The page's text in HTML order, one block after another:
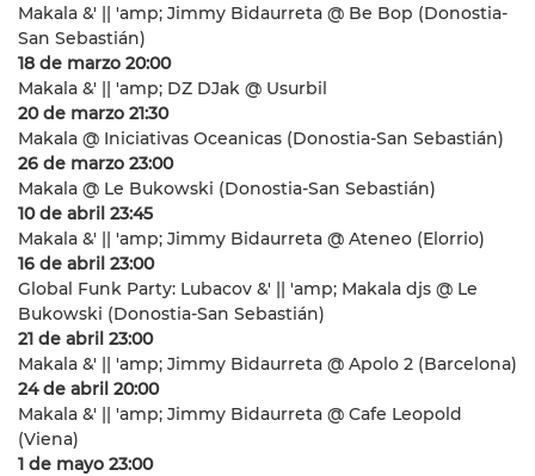
Makala &' || 'amp; Jimmy Bidaurreta @ Be Bop (Donostia-
San Sebastián)
18 de marzo 20:00
Makala &' || 'amp; DZ DJak @ Usurbil
20 de marzo 21:30
Makala @ Iniciativas Oceanicas (Donostia-San Sebastián)
26 de marzo 23:00
Makala @ Le Bukowski (Donostia-San Sebastián)
10 de abril 23:45
Makala &' || 'amp; Jimmy Bidaurreta @ Ateneo (Elorrio)
16 de abril 23:00
Global Funk Party: Lubacov &' || 'amp; Makala djs @ Le
Bukowski (Donostia-San Sebastián)
21 de abril 23:00
Makala &' || 'amp; Jimmy Bidaurreta @ Apolo 2 (Barcelona)
24 de abril 20:00
Makala &' || 'amp; Jimmy Bidaurreta @ Cafe Leopold
(Viena)
1 de mayo 23:00